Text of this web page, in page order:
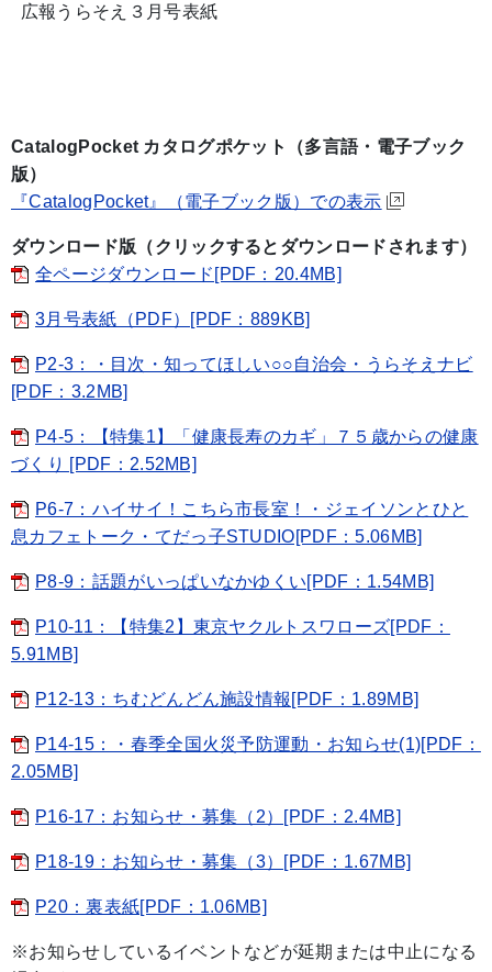
広報うらそえ３月号表紙
CatalogPocket カタログポケット（多言語・電子ブック
版）
『CatalogPocket』（電子ブック版）での表示
ダウンロード版（クリックするとダウンロードされます）
全ページダウンロード[PDF：20.4MB]
3月号表紙（PDF）[PDF：889KB]
P2-3：・目次・知ってほしい○○自治会・うらそえナビ
[PDF：3.2MB]
P4-5：【特集1】「健康長寿のカギ」７５歳からの健康
づくり [PDF：2.52MB]
P6-7：ハイサイ！こちら市長室！・ジェイソンとひと
息カフェトーク・てだっ子STUDIO[PDF：5.06MB]
P8-9：話題がいっぱいなかゆくい[PDF：1.54MB]
P10-11：【特集2】東京ヤクルトスワローズ[PDF：
5.91MB]
P12-13：ちむどんどん施設情報[PDF：1.89MB]
P14-15：・春季全国火災予防運動・お知らせ(1)[PDF：
2.05MB]
P16-17：お知らせ・募集（2）[PDF：2.4MB]
P18-19：お知らせ・募集（3）[PDF：1.67MB]
P20：裏表紙[PDF：1.06MB]
※お知らせしているイベントなどが延期または中止になる